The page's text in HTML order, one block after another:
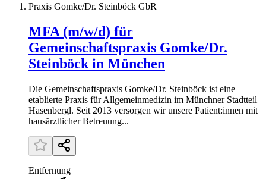
Praxis Gomke/Dr. Steinböck GbR
MFA (m/w/d) für
Gemeinschaftspraxis Gomke/Dr.
Steinböck in München
Die Gemeinschaftspraxis Gomke/Dr. Steinböck ist eine
etablierte Praxis für Allgemeinmedizin im Münchner Stadtteil
Hasenbergl. Seit 2013 versorgen wir unsere Patient:innen mit
hausärztlicher Betreuung...
Entfernung